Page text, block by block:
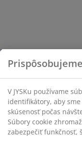
V JYSKu používame
identifikátory, aby
skúsenosť počas
Súbory cookie
zabezpečiť funkčnosť,